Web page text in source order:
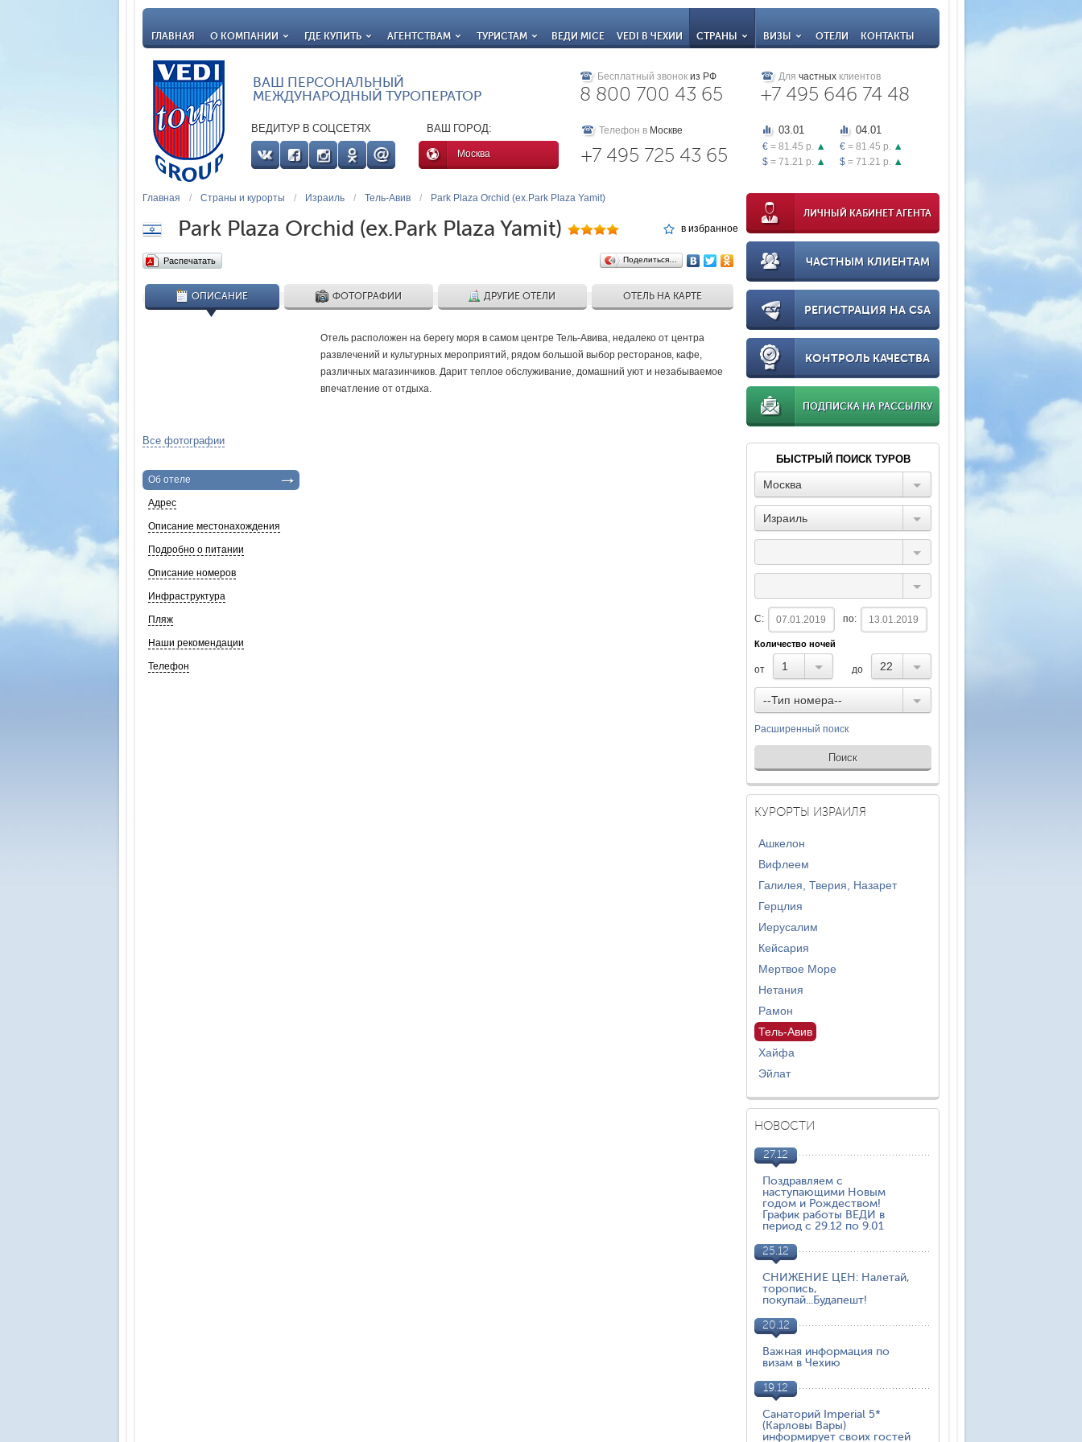
ГЛАВНАЯ О КОМПАНИИ ГДЕ КУПИТЬ АГЕНТСТВАМ ТУРИСТАМ ВЕДИ MICE VEDI В ЧЕХИИ СТРАНЫ ВИЗЫ ОТЕЛИ КОНТАКТЫ
ВАШ ПЕРСОНАЛЬНЫЙ
МЕЖДУНАРОДНЫЙ ТУРОПЕРАТОР
Бесплатный звонок из РФ
8 800 700 43 65
Для частных клиентов
+7 495 646 74 48
ВЕДИТУР В СОЦСЕТЯХ ВАШ ГОРОД:
Москва
Телефон в Москве
+7 495 725 43 65
03.01
€ = 81.45 р.
$ = 71.21 р.
04.01
€ = 81.45 р.
$ = 71.21 р.
Главная / Страны и курорты / Израиль / Тель-Авив / Park Plaza Orchid (ex.Park Plaza Yamit)
Park Plaza Orchid (ex.Park Plaza Yamit) в избранное
Распечатать Поделиться…
ОПИСАНИЕ ФОТОГРАФИИ ДРУГИЕ ОТЕЛИ ОТЕЛЬ НА КАРТЕ
Все фотографии
Об отеле
Адрес
Описание местонахождения
Подробно о питании
Описание номеров
Инфраструктура
Пляж
Наши рекомендации
Телефон
Отель расположен на берегу моря в самом центре Тель-Авива, недалеко от центра
развлечений и культурных мероприятий, рядом большой выбор ресторанов, кафе,
различных магазинчиков. Дарит теплое обслуживание, домашний уют и незабываемое
впечатление от отдыха.
ЛИЧНЫЙ КАБИНЕТ АГЕНТА
ЧАСТНЫМ КЛИЕНТАМ
РЕГИСТРАЦИЯ НА CSA
КОНТРОЛЬ КАЧЕСТВА
ПОДПИСКА НА РАССЫЛКУ
БЫСТРЫЙ ПОИСК ТУРОВ
Москва
Израиль
С: по:
Количество ночей
от 1 до 22
--Тип номера--
Расширенный поиск
КУРОРТЫ ИЗРАИЛЯ
Ашкелон
Вифлеем
Галилея, Тверия, Назарет
Герцлия
Иерусалим
Кейсария
Мертвое Море
Нетания
Рамон
Тель-Авив
Хайфа
Эйлат
НОВОСТИ
27.12
Поздравляем с
наступающими Новым
годом и Рождеством!
График работы ВЕДИ в
период с 29.12 по 9.01
25.12
СНИЖЕНИЕ ЦЕН: Налетай,
торопись,
покупай...Будапешт!
20.12
Важная информация по
визам в Чехию
19.12
Санаторий Imperial 5*
(Карловы Вары)
информирует своих гостей